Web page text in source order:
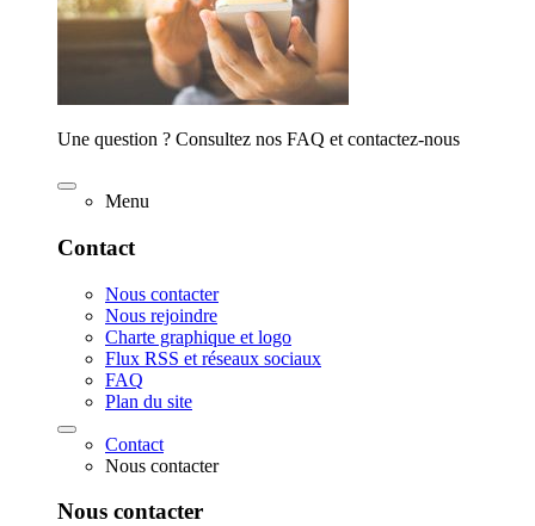
Une question ? Consultez nos FAQ et contactez-nous
Menu
Contact
Nous contacter
Nous rejoindre
Charte graphique et logo
Flux RSS et réseaux sociaux
FAQ
Plan du site
Contact
Nous contacter
Nous contacter